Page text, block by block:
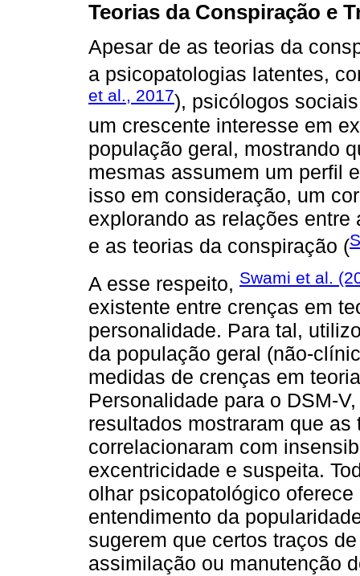
Teorias da Conspiração e
Apesar de as teorias da
a psicopatologias latentes,
et al., 2017), psicólogos
um crescente interesse em
população geral, mostrando
mesmas assumem um perfil
isso em consideração, um
explorando as relações
e as teorias da conspiração (
A esse respeito, Swami et al.
existente entre crenças em
personalidade. Para tal,
da população geral (não-
medidas de crenças em
Personalidade para o DSM-
resultados mostraram que
correlacionaram com
excentricidade e suspeita.
olhar psicopatológico
entendimento da
sugerem que certos traços
assimilação ou manutenção